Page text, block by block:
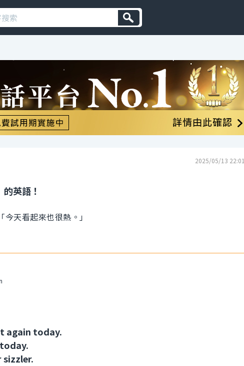
2025/05/13 22:01
英語！
天看起來也很熱。」
again today.
sizzler.